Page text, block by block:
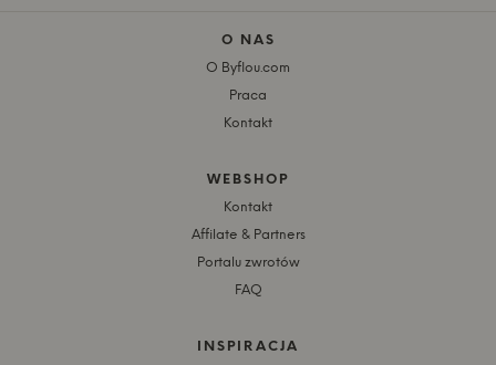
O NAS
O Byflou.com
Praca
Kontakt
WEBSHOP
Kontakt
Affilate & Partners
Portalu zwrotów
FAQ
INSPIRACJA